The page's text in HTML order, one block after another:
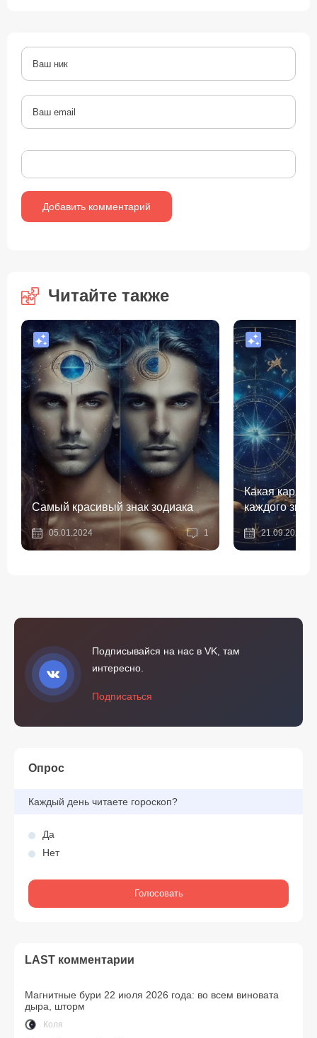
Читайте также
Самый красивый знак зодиака
05.01.2024 1
Какая
каждого
21.09.2023
Подписывайся на нас в VK, там
интересно.
Подписаться
Опрос
Каждый день читаете гороскоп?
Да
Нет
LAST комментарии
Магнитные бури 22 июля 2026 года: во всем виновата
дыра, шторм
Коля